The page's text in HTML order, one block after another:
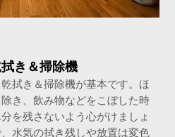
拭き＆掃除機
拭き＆掃除機が基本です。ほ
き、飲み物などをこぼした時
を残さないよう心がけましょ
水気の拭き残しや放置は変色